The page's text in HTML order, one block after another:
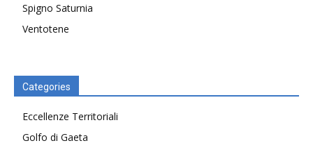
Spigno Saturnia
Ventotene
Categories
Eccellenze Territoriali
Golfo di Gaeta